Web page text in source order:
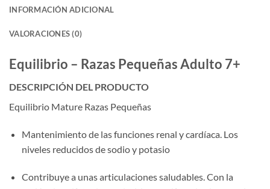
INFORMACIÓN ADICIONAL
VALORACIONES (0)
Equilibrio – Razas Pequeñas Adulto 7+
DESCRIPCIÓN DEL PRODUCTO
Equilibrio Mature Razas Pequeñas
Mantenimiento de las funciones renal y cardíaca. Los
niveles reducidos de sodio y potasio
Contribuye a unas articulaciones saludables. Con la